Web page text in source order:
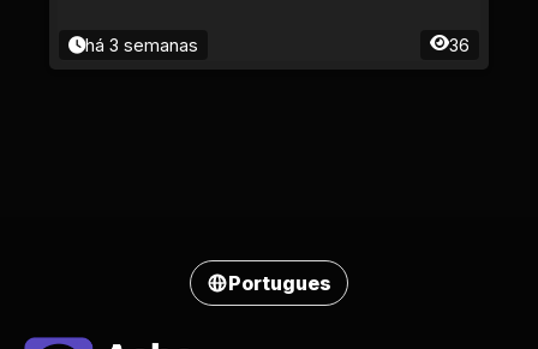
há 3 semanas 36
Portugues